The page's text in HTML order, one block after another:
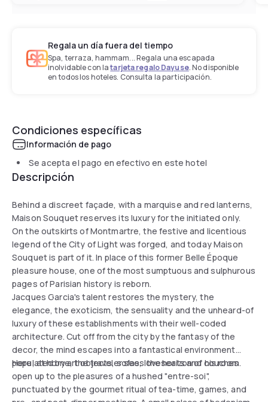
Regala un día fuera del tiempo
Spa, terraza, hammam... Regala una escapada
inolvidable con latarjeta regalo Dayuse. No disponible
en todos los hoteles. Consulta la participación.
Condiciones específicas
Información de pago
Se acepta el pago en efectivo en este hotel
Descripción
Behind a discreet façade, with a marquise and red lanterns,
Maison Souquet reserves its luxury for the initiated only.
On the outskirts of Montmartre, the festive and licentious
legend of the City of Light was forged, and today Maison
Souquet is part of it. In place of this former Belle Époque
pleasure house, one of the most sumptuous and sulphurous
pages of Parisian history is reborn.
Jacques Garcia's talent restores the mystery, the
elegance, the exoticism, the sensuality and the unheard-of
luxury of these establishments with their well-coded
architecture. Cut off from the city by the fantasy of the
decor, the mind escapes into a fantastical environment
populated by art objects, sofas, loveseats and couches.
Here, at home, the traveler sees the horizon of his room
open up to the pleasures of a hushed "entre-soi",
punctuated by the gourmet ritual of tea-time, games, and